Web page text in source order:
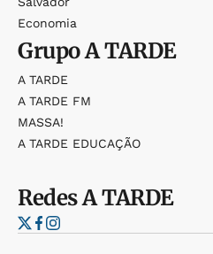
Economia
GrupoA TARDE
A TARDE
A TARDE FM
MASSA!
A TARDE EDUCAÇÃO
RedesA TARDE